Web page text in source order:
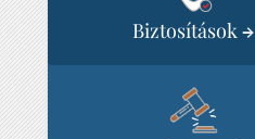
Biztosítások→